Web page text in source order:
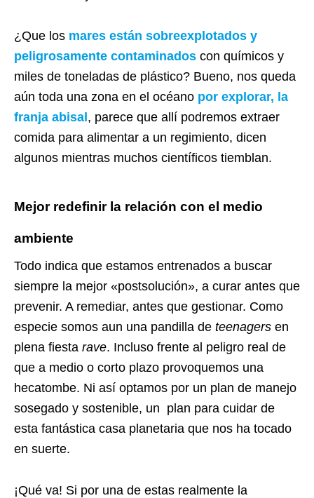
¿Que los mares están sobreexplotados y
peligrosamente contaminados con químicos y
miles de toneladas de plástico? Bueno, nos queda
aún toda una zona en el océano por explorar, la
franja abisal , parece que allí podremos extraer
comida para alimentar a un regimiento, dicen
algunos mientras muchos científicos tiemblan.
Mejor redefinir la relación con el medio
ambiente
Todo indica que estamos entrenados a buscar
siempre la mejor «postsolución», a curar antes que
prevenir. A remediar, antes que gestionar. Como
especie somos aun una pandilla de teenagers en
plena fiesta rave. Incluso frente al peligro real de
que a medio o corto plazo provoquemos una
hecatombe. Ni así optamos por un plan de manejo
sosegado y sostenible, un plan para cuidar de
esta fantástica casa planetaria que nos ha tocado
en suerte.
¡Qué va! Si por una de estas realmente la